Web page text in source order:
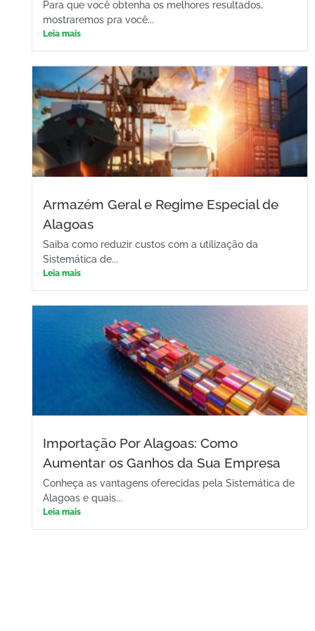
Para que você obtenha os melhores resultados,
mostraremos pra você...
Leia mais
Armazém Geral e Regime Especial de
Alagoas
Saiba como reduzir custos com a utilização da
Sistemática de...
Leia mais
Importação Por Alagoas: Como
Aumentar os Ganhos da Sua Empresa
Conheça as vantagens oferecidas pela Sistemática de
Alagoas e quais...
Leia mais